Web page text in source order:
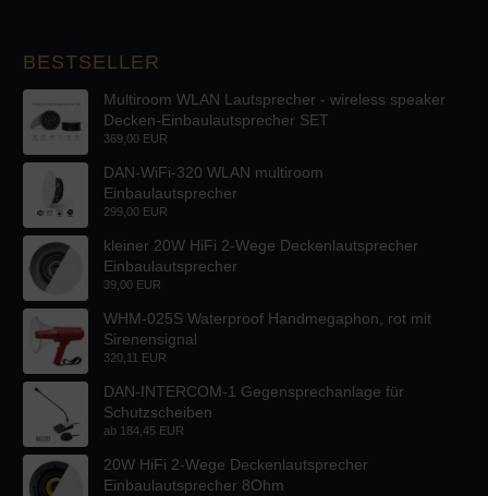
BESTSELLER
Multiroom WLAN Lautsprecher - wireless speaker
Decken-Einbaulautsprecher SET
369,00 EUR
DAN-WiFi-320 WLAN multiroom
Einbaulautsprecher
299,00 EUR
kleiner 20W HiFi 2-Wege Deckenlautsprecher
Einbaulautsprecher
39,00 EUR
WHM-025S Waterproof Handmegaphon, rot mit
Sirenensignal
320,11 EUR
DAN-INTERCOM-1 Gegensprechanlage für
Schutzscheiben
ab 184,45 EUR
20W HiFi 2-Wege Deckenlautsprecher
Einbaulautsprecher 8Ohm